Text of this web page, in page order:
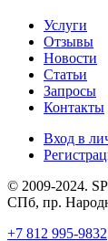
Услуги
Отзывы
Новости
Статьи
Запросы
Контакты
Вход в
© 2009-2024.
СПб, пр.
+7 812 995-9832